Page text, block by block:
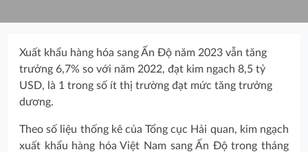
Xuất khẩu hàng hóa sang Ấn Độ năm 2023 vẫn tăng
trưởng 6,7% so với năm 2022, đạt kim ngach 8,5 tỷ
USD, là 1 trong số ít thị trường đạt mức tăng trưởng
dương.
Theo số liệu thống kê của Tổng cục Hải quan, kim ngạch
xuất khẩu hàng hóa Việt Nam sang Ấn Độ trong tháng